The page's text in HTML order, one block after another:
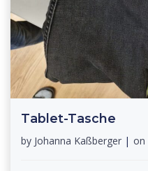
Tablet-Tasche
by Johanna Kaßberger | on